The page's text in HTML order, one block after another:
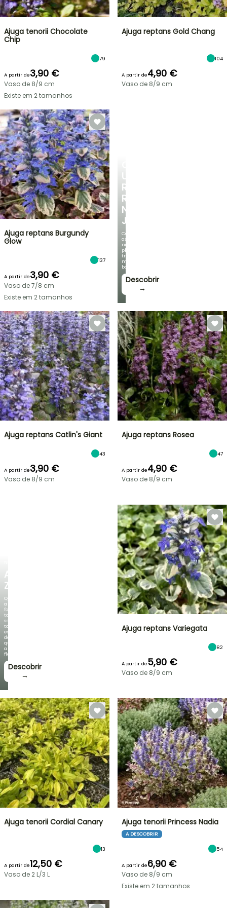
UM
RECANTO
REFRESCANTE
NO
JARDIM
Com
as
nossas
plantas
trepadeiras
mais
bonitas!
Descobrir
→
AGAPANTHUS
ZAMBEZI
Quando
a
folhagem
torna-
se
tão
espetacular
do
que
a
floração!
Descobrir
→
Ajuga tenorii Chocolate
Chip
79
A partir de3,90 €
Vaso de 8/9 cm
Existe em 2 tamanhos
Ajuga reptans Gold Chang
104
A partir de4,90 €
Vaso de 8/9 cm
Ajuga reptans Burgundy
Glow
137
A partir de3,90 €
Vaso de 7/8 cm
Existe em 2 tamanhos
Ajuga reptans Catlin's Giant
43
A partir de3,90 €
Vaso de 8/9 cm
Ajuga reptans Rosea
47
A partir de4,90 €
Vaso de 8/9 cm
Ajuga reptans Variegata
82
A partir de5,90 €
Vaso de 8/9 cm
Ajuga tenorii Cordial Canary
13
A partir de12,50 €
Vaso de 2 L/3 L
Ajuga tenorii Princess Nadia
A DESCOBRIR
54
A partir de6,90 €
Vaso de 8/9 cm
Existe em 2 tamanhos